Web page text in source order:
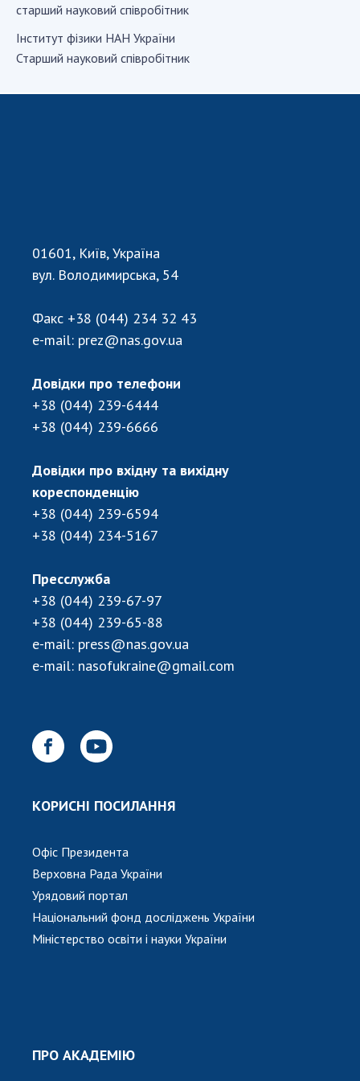
СТРУКТУРА
Президія НАН України
Ради, комітети та комісії
Наукові центри МОН та НАН України
ДІЯЛЬНІСТЬ
Засідання Президії НАН України
Річні звіти НАН України
Річні фінансові звіти НАН України
Наукові публікації та видавнича діяльність
Охорона прав інтелектуальної власності та
Наукові об'єкти, що становлять національне
надбання
Центри колективного користування
науковими приладами НАН України
Оцінювання ефективності діяльності
Відкрита наука в НАН України
Підготовка наукових кадрів
Членство в міжнародних організаціях
Міжнародні угоди
Міжнародні програми та конкурси
ДОКУМЕНТИ
Бланки документів
старший науковий співробітник
Iнститут фiзики НАН України
Старший науковий співробітник
01601, Київ, Україна
вул. Володимирська, 54
Факс +38 (044) 234 32 43
e-mail: prez@nas.gov.ua
Довідки про телефони
+38 (044) 239-6444
+38 (044) 239-6666
Довідки про вхідну та вихідну
кореспонденцію
+38 (044) 239-6594
+38 (044) 234-5167
Пресслужба
+38 (044) 239-67-97
+38 (044) 239-65-88
e-mail: press@nas.gov.ua
e-mail: nasofukraine@gmail.com
КОРИСНІ ПОСИЛАННЯ
Офіс Президента
Верховна Рада України
Урядовий портал
Національний фонд досліджень України
Міністерство освіти і науки України
ПРО АКАДЕМІЮ